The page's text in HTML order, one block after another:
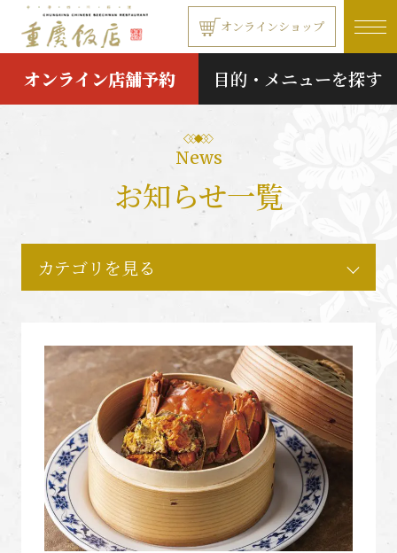
本文へ移動する オンラインショップ
オンライン店舗予約 目的・メニューを探す
News
お知らせ一覧
カテゴリを見る